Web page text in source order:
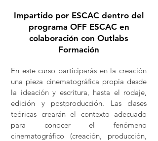
Impartido por ESCAC dentro del
programa OFF ESCAC en
colaboración con Outlabs
Formación
En este curso participarás en la creación
una pieza cinematográfica propia desde
la ideación y escritura, hasta el rodaje,
edición y postproducción. Las clases
teóricas crearán el contexto adecuado
para conocer el fenómeno
cinematográfico (creación, producción,